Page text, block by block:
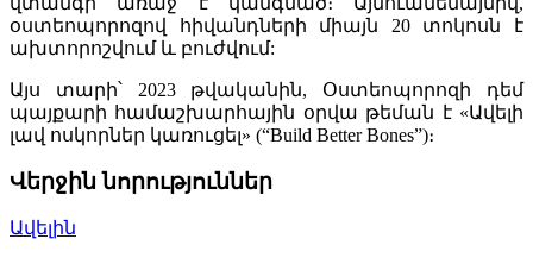
օստեոպորոզով հիվանդների միայն 20 տոկոսն է
ախտորոշվում և բուժվում:
Այս տարի՝ 2023 թվականին, Օստեոպորոզի դեմ
պայքարի համաշխարհային օրվա թեման է «Ավելի
լավ ոսկորներ կառուցել» (“Build Better Bones”)։
Վերջին նորություններ
Ավելին